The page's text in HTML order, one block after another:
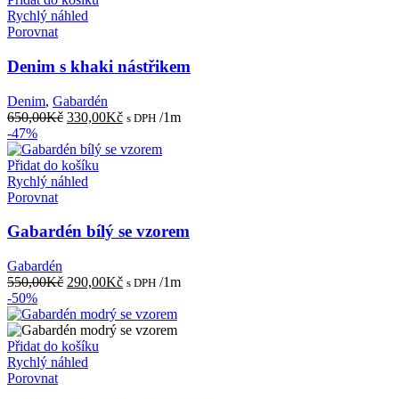
Rychlý náhled
Porovnat
Denim s khaki nástřikem
Denim, Gabardén
650,00Kč Původní
byla:
650,00Kč.
330,00KčAktuální
je:
s DPH /1m
-47%
Přidat do košíku
Rychlý náhled
Porovnat
Gabardén bílý se vzorem
Gabardén
550,00Kč Původní
byla:
550,00Kč.
290,00KčAktuální
je:
290,00Kč.
s DPH /1m
-50%
Přidat do košíku
Rychlý náhled
Porovnat